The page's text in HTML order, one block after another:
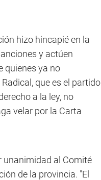
hizo hincapié en la
y actúen
quienes ya no
que es el partido
a la ley, no
velar por la Carta
unanimidad al Comité
de la provincia. "El